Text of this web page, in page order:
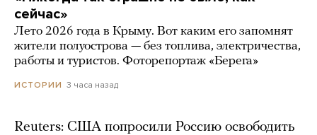
сейчас»
Лето 2026 года в Крыму. Вот каким его запомнят
жители полуострова — без топлива, электричества,
работы и туристов. Фоторепортаж «Берега»
ИСТОРИИ 3 часа назад
Reuters: США попросили Россию освободить